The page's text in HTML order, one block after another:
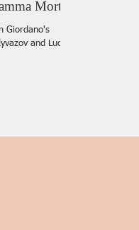
Morta"
Giordano's
and Luca